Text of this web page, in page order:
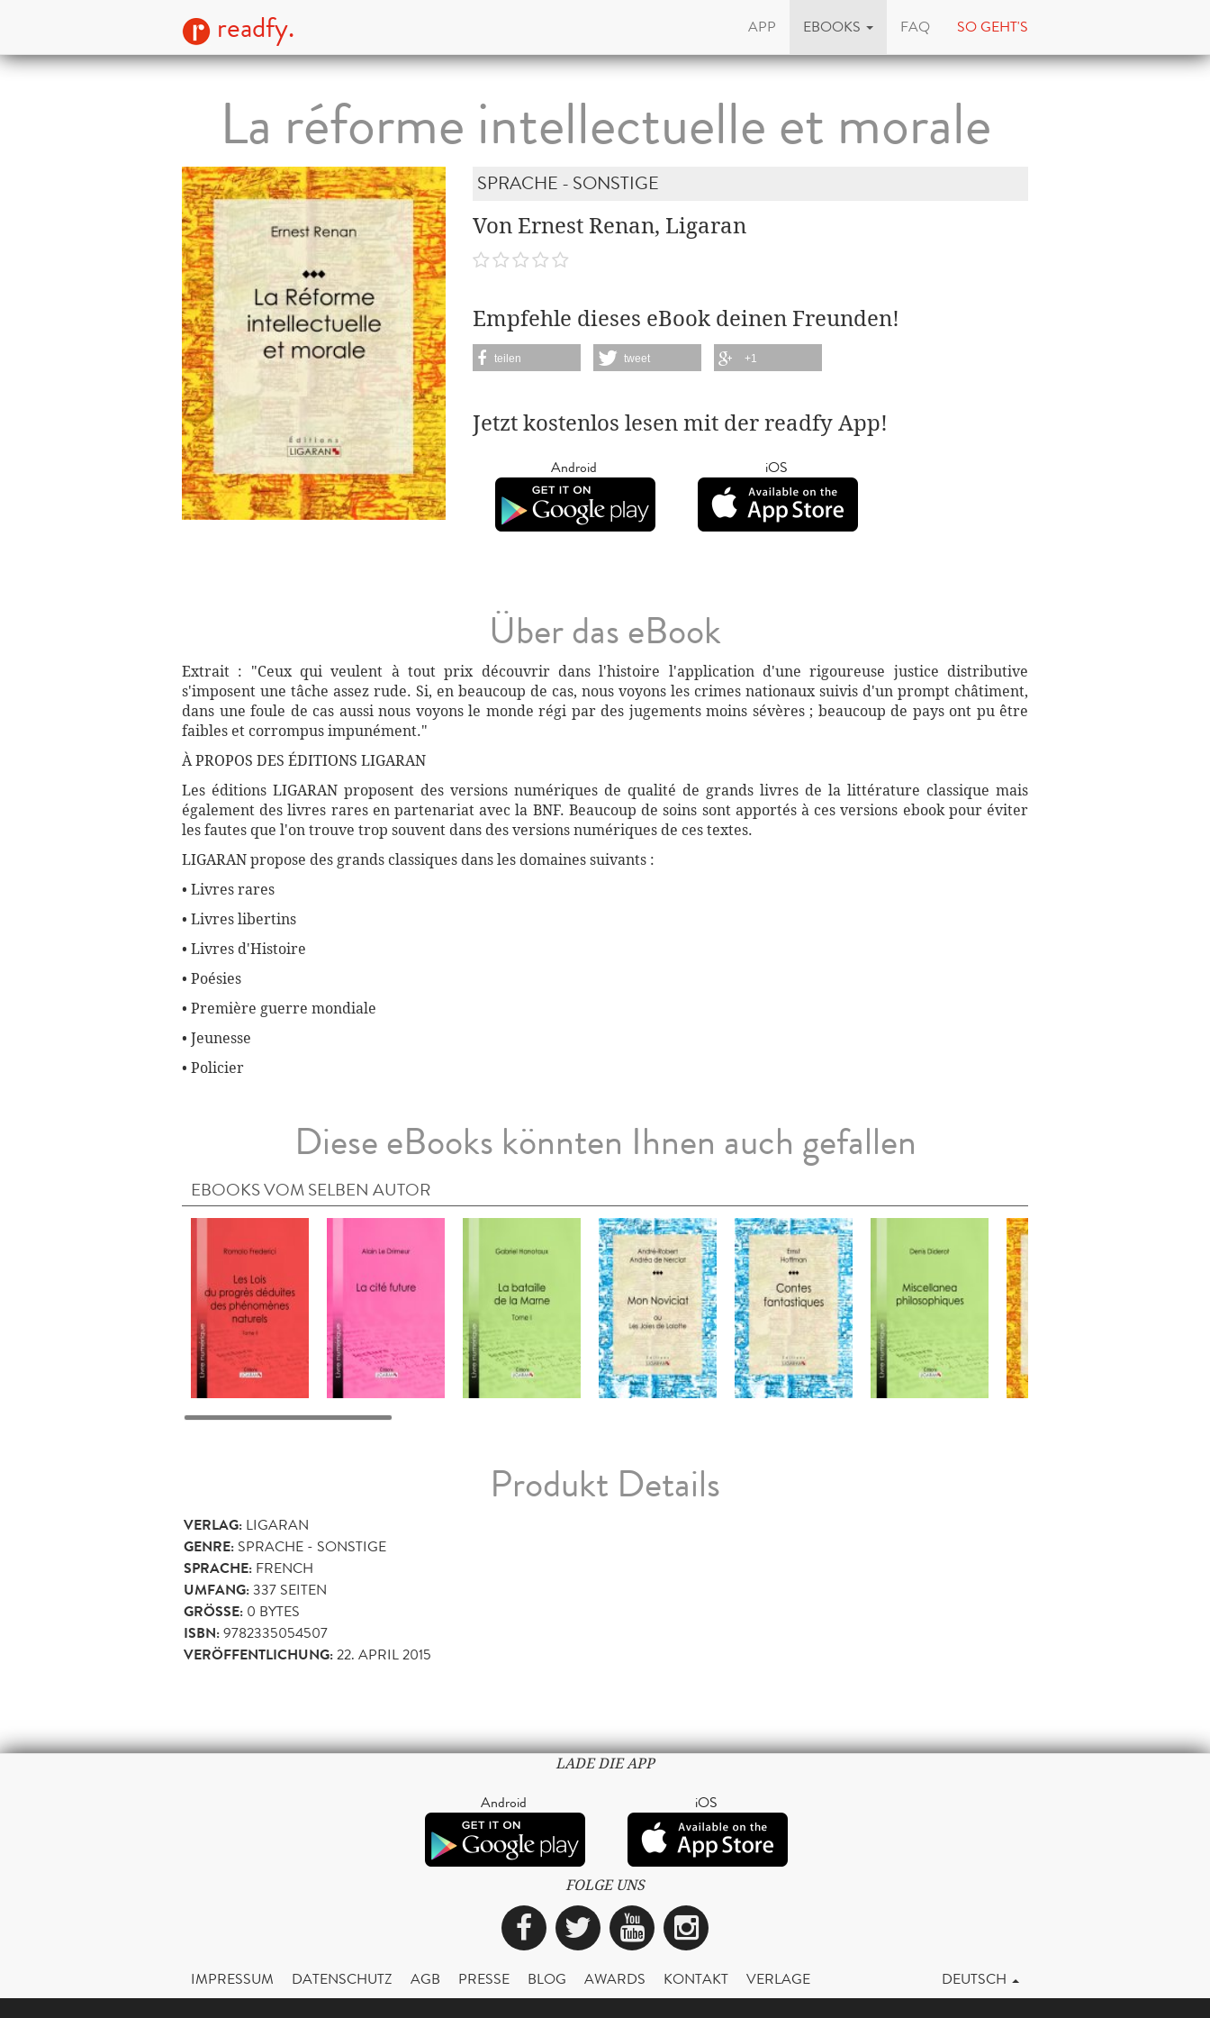
readfy. APP EBOOKS FAQ SO GEHT'S
La réforme intellectuelle et morale
SPRACHE - SONSTIGE
Von Ernest Renan, Ligaran
Empfehle dieses eBook deinen Freunden!
teilen tweet +1
Jetzt kostenlos lesen mit der readfy App!
Android iOS
Über das eBook
Extrait : "Ceux qui veulent à tout prix découvrir dans l'histoire l'application d'une rigoureuse justice distributive
s'imposent une tâche assez rude. Si, en beaucoup de cas, nous voyons les crimes nationaux suivis d'un prompt châtiment,
dans une foule de cas aussi nous voyons le monde régi par des jugements moins sévères ; beaucoup de pays ont pu être
faibles et corrompus impunément."
À PROPOS DES ÉDITIONS LIGARAN
Les éditions LIGARAN proposent des versions numériques de qualité de grands livres de la littérature classique mais
également des livres rares en partenariat avec la BNF. Beaucoup de soins sont apportés à ces versions ebook pour éviter
les fautes que l'on trouve trop souvent dans des versions numériques de ces textes.
LIGARAN propose des grands classiques dans les domaines suivants :
• Livres rares
• Livres libertins
• Livres d'Histoire
• Poésies
• Première guerre mondiale
• Jeunesse
• Policier
Diese eBooks könnten Ihnen auch gefallen
EBOOKS VOM SELBEN AUTOR
Produkt Details
VERLAG: LIGARAN
GENRE: SPRACHE - SONSTIGE
SPRACHE: FRENCH
UMFANG:337 SEITEN
GRÖSSE: 0 BYTES
ISBN:9782335054507
VERÖFFENTLICHUNG:22. APRIL 2015
LADE DIE APP
Android iOS
FOLGE UNS
Facebook
TwitterYouTubeInstagram
IMPRESSUM DATENSCHUTZ AGB PRESSE BLOG AWARDS KONTAKT VERLAGE DEUTSCH